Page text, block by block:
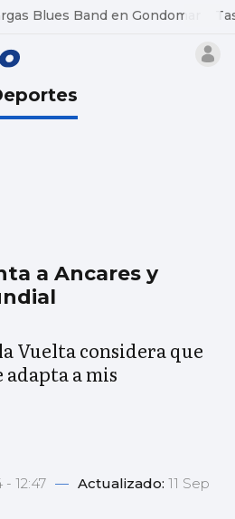
Blues Band en Gondomar
a Ancares y
Vuelta considera que
a mis
- 12:47 — Actualizado: 11 Sep